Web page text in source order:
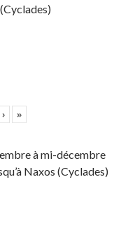
› »
à mi-décembre
Naxos (Cyclades)